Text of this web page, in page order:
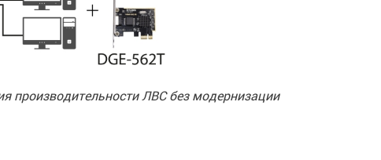
производительности ЛВС без модернизации